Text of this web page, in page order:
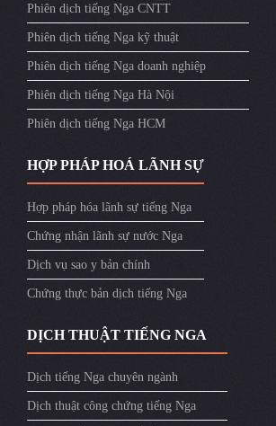
Phiên dịch tiếng Nga CNTT
Phiên dịch tiếng Nga kỹ thuật
Phiên dịch tiếng Nga doanh nghiệp
Phiên dịch tiếng Nga Hà Nội
Phiên dịch tiếng Nga HCM
HỢP PHÁP HOÁ LÃNH SỰ
Hợp pháp hóa lãnh sự tiếng Nga
Chứng nhận lãnh sự nước Nga
Dịch vụ sao y bản chính
Chứng thực bản dịch tiếng Nga
DỊCH THUẬT TIẾNG NGA
Dịch tiếng Nga chuyên ngành
Dịch thuật công chứng tiếng Nga